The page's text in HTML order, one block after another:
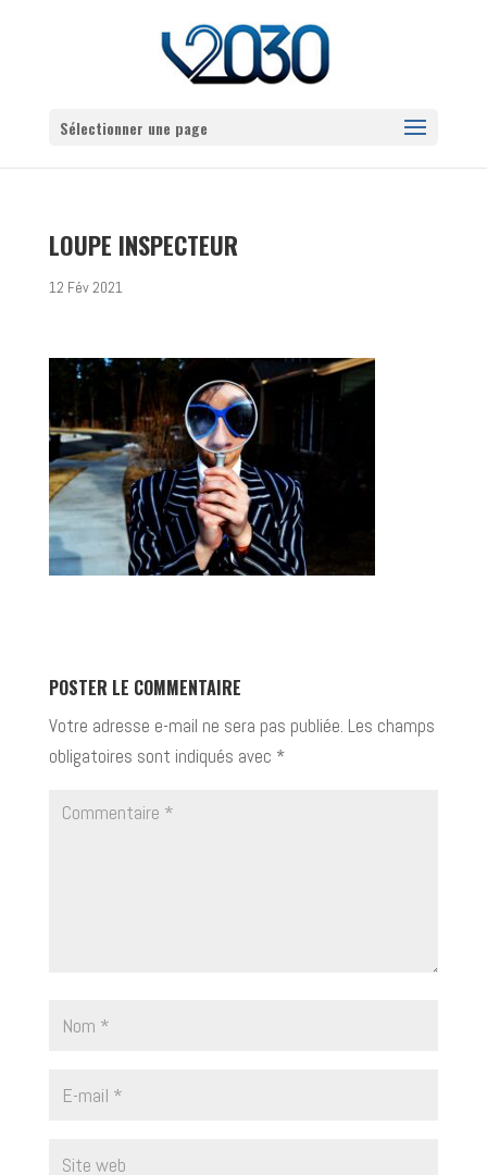
Sélectionner une page
LOUPE INSPECTEUR
12 Fév 2021
POSTER LE COMMENTAIRE
Votre adresse e-mail ne sera pas publiée. Les champs
obligatoires sont indiqués avec *